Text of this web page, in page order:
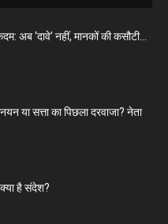
अब ‘दावे’ नहीं, मानकों की कसौटी...
या सत्ता का पिछला दरवाजा? नेता
है संदेश?